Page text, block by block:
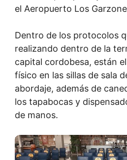
el Aeropuerto Los
Dentro de los protocolos
realizando dentro de la
capital cordobesa, están
físico en las sillas de sala
abordaje, además de
los tapabocas y
de manos.